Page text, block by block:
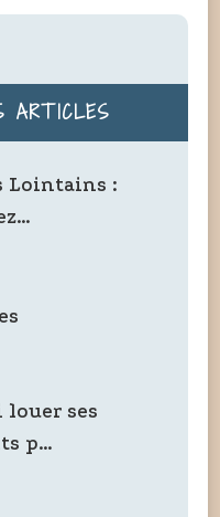
ARTICLES
Lointains :
louer ses
p…